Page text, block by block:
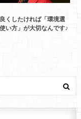
くしたければ「環境選
い方」が大切なんです♪